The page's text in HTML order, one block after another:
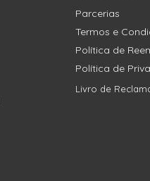
Parcerias
Termos e
Política de
Política de
Livro de